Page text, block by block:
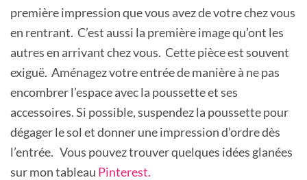
première impression que vous avez de votre chez vous
en rentrant. C’est aussi la première image qu’ont les
autres en arrivant chez vous. Cette pièce est souvent
exiguë. Aménagez votre entrée de manière à ne pas
encombrer l’espace avec la poussette et ses
accessoires. Si possible, suspendez la poussette pour
dégager le sol et donner une impression d’ordre dès
l’entrée. Vous pouvez trouver quelques idées glanées
sur mon tableau Pinterest.